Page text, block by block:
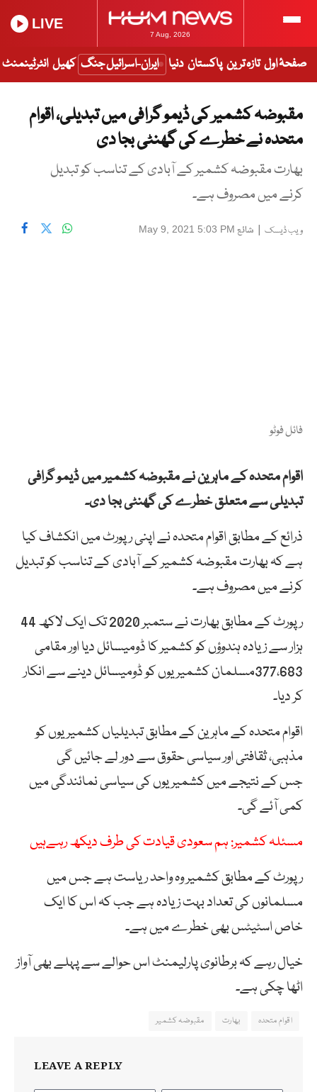
7 Aug, 2026
LIVE
صفحۂ اول تازہ ترین پاکستان دنیا ایران-اسرائیل جنگ کھیل انٹرٹینمنٹ
مقبوضہ کشمیر کی ڈیمو گرافی میں تبدیلی، اقوام
متحدہ نے خطرے کی گھنٹی بجا دی
بھارت مقبوضہ کشمیر کے آبادی کے تناسب کو تبدیل
کرنے میں مصروف ہے۔
ویب ڈیسک | شائع May 9, 2021 5:03 PM
فائل فوٹو
اقوام متحدہ کے ماہرین نے مقبوضہ کشمیر میں ڈیمو گرافی
تبدیلی سے متعلق خطرے کی گھنٹی بجا دی۔
ذرائع کے مطابق اقوام متحدہ نے اپنی رپورٹ میں انکشاف کیا
ہے کہ بھارت مقبوضہ کشمیر کے آبادی کے تناسب کو تبدیل
کرنے میں مصروف ہے۔
رپورٹ کے مطابق بھارت نے ستمبر 2020 تک ایک لاکھ 44
ہزار سے زیادہ ہندوؤں کو کشمیر کا ڈومیسائل دیا اور مقامی
377،683مسلمان کشمیریوں کو ڈومیسائل دینے سے انکار
کر دیا۔
اقوام متحدہ کے ماہرین کے مطابق تبدیلیاں کشمیریوں کو
مذہبی، ثقافتی اور سیاسی حقوق سے دور لے جائیں گی
جس کے نتیجے میں کشمیریوں کی سیاسی نمائندگی میں
کمی آئے گی۔
مسئلہ کشمیر: ہم سعودی قیادت کی طرف دیکھ رہےہیں
رپورٹ کے مطابق کشمیر وہ واحد ریاست ہے جس میں
مسلمانوں کی تعداد بہت زیادہ ہے جب کہ اس کا ایک
خاص اسٹیٹس بھی خطرے میں ہے۔
خیال رہے کہ برطانوی پارلیمنٹ اس حوالے سے پہلے بھی آواز
اٹھا چکی ہے۔
اقوام متحدہ بھارت مقبوضہ کشمیر
LEAVE A REPLY